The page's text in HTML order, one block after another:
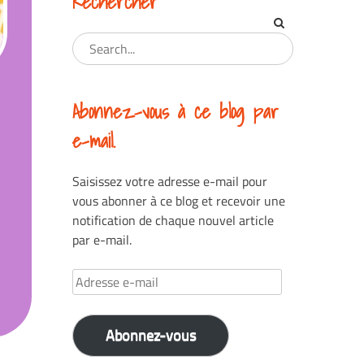
Abonnez-vous à ce blog par
e-mail.
Saisissez votre adresse e-mail pour
vous abonner à ce blog et recevoir une
notification de chaque nouvel article
par e-mail.
Adresse
e-
mail
Abonnez-vous